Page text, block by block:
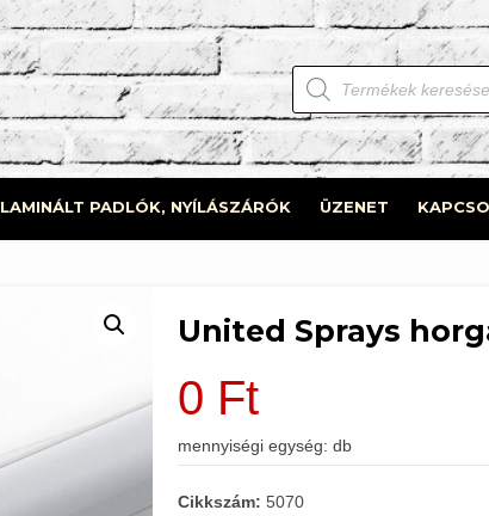
Products
search
LAMINÁLT PADLÓK, NYÍLÁSZÁRÓK ÜZENET
United Sprays
0 Ft
mennyiségi egység: db
Cikkszám:5070